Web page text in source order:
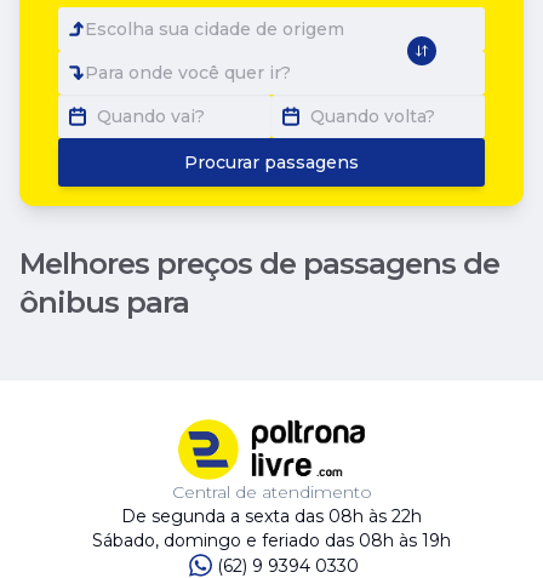
Escolha sua cidade de origem
Para onde você quer ir?
Quando vai?
Quando volta?
Procurar passagens
Melhores preços de passagens de
ônibus para
Central de atendimento
De segunda a sexta das 08h às 22h
Sábado, domingo e feriado das 08h às 19h
(62) 9 9394 0330